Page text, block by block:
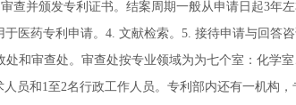
查并颁发专利证书。结案周期一般从申请日起3年
医药专利申请。4. 文献检索。5. 接待申请与回答咨
和审查处。审查处按专业领域为为七个室：化学
员和1至2名行政工作人员。专利部内还有一机构